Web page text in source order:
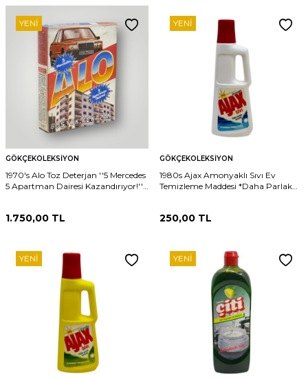
YENI
GÖKÇEKOLEKSIYON
1970's Alo Toz Deterjan ''5 Mercedes
5 Apartman Dairesi Kazandırıyor!''
1.750,00 TL
YENI
GÖKÇEKOLEKSIYON
1980s Ajax Amonyaklı Sıvı Ev
Temizleme Maddesi *Daha Parlak
250,00 TL
YENI YENI